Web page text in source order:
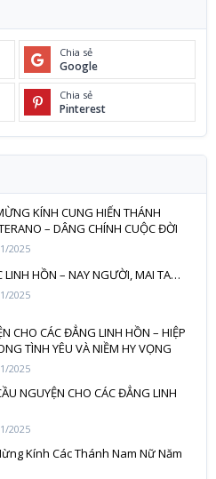
Chia sẻ
Google
Chia sẻ
Pinterest
KÍNH CUNG HIẾN THÁNH
– DÂNG CHÍNH CUỘC ĐỜI
ĐỀN SỐNG
2025
LINH HỒN – NAY NGƯỜI, MAI TA…
2025
CHO CÁC ĐẲNG LINH HỒN – HIỆP
TÌNH YÊU VÀ NIỀM HY VỌNG
2025
NGUYỆN CHO CÁC ĐẲNG LINH
2025
Kính Các Thánh Nam Nữ Năm